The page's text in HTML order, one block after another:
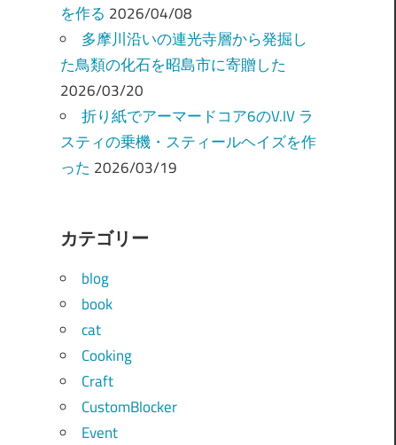
を作る 2026/04/08
多摩川沿いの連光寺層から発掘し
た鳥類の化石を昭島市に寄贈した
2026/03/20
折り紙でアーマードコア6のV.IV ラ
スティの乗機・スティールヘイズを作
った 2026/03/19
カテゴリー
blog
book
cat
Cooking
Craft
CustomBlocker
Event